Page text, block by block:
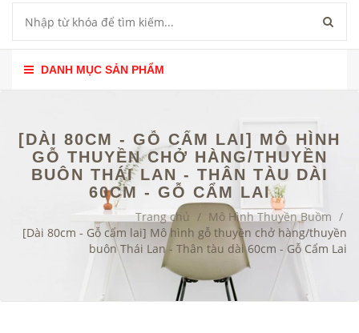
DANH MỤC SẢN PHẨM
[DÀI 80CM - GỖ CẨM LAI] MÔ HÌNH
GỖ THUYỀN CHỞ HÀNG/THUYỀN
BUÔN THÁI LAN - THÂN TÀU DÀI
60CM - GỖ CẨM LAI
Trang chủ / Mô Hình Thuyền Buồm /
[Dài 80cm - Gỗ cẩm lai] Mô hình gỗ thuyền chở hàng/thuyền
buôn Thái Lan - Thân tàu dài 60cm - Gỗ Cẩm Lai